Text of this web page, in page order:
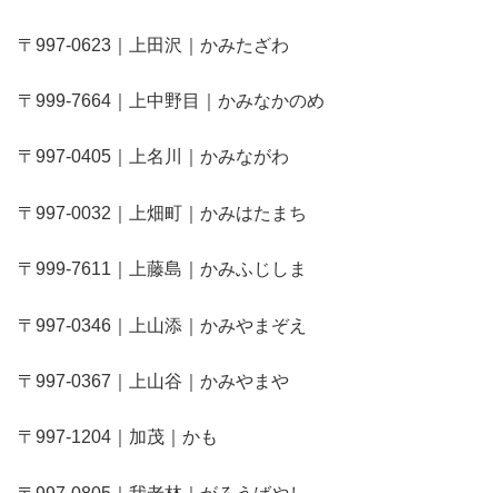
〒997-0623｜上田沢｜かみたざわ
〒999-7664｜上中野目｜かみなかのめ
〒997-0405｜上名川｜かみながわ
〒997-0032｜上畑町｜かみはたまち
〒999-7611｜上藤島｜かみふじしま
〒997-0346｜上山添｜かみやまぞえ
〒997-0367｜上山谷｜かみやまや
〒997-1204｜加茂｜かも